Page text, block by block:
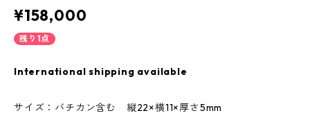
¥158,000
残り1点
International shipping available
サイズ：バチカン含む 縦22×横11×厚さ5mm